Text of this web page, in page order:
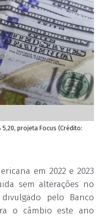
5,20, projeta Focus (Crédito:
em 2022 e 2023
sem alterações no
pelo Banco
o câmbio este ano